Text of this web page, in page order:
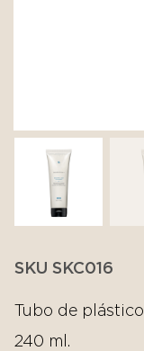
SKU SKC016
Tubo de plástico
240 ml.